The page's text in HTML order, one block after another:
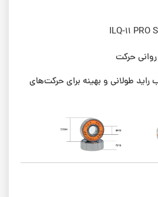
حرکت
راید طولانی و بهینه برای حرکت‌های